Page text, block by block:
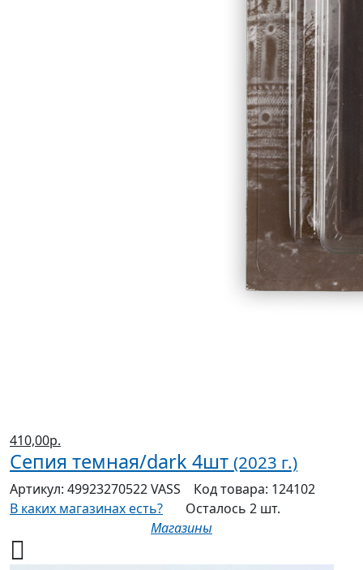
410,00р.
Сепия темная/dark 4шт (2023 г.)
Артикул: 49923270522 VASS Код товара: 124102
В каких магазинах есть?
Осталось 2 шт.
Магазины